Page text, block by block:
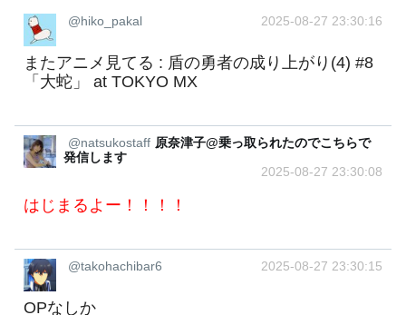
@hiko_pakal 2025-08-27 23:30:16
またアニメ見てる : 盾の勇者の成り上がり(4) #8
「大蛇」 at TOKYO MX
@natsukostaff 原奈津子@乗っ取られたのでこちらで
発信します
2025-08-27 23:30:08
はじまるよー！！！！
@takohachibar6 2025-08-27 23:30:15
OPなしか